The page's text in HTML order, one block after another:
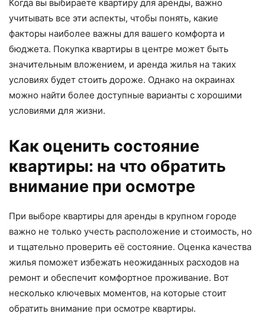
Когда вы выбираете квартиру для аренды, важно
учитывать все эти аспекты, чтобы понять, какие
факторы наиболее важны для вашего комфорта и
бюджета. Покупка квартиры в центре может быть
значительным вложением, и аренда жилья на таких
условиях будет стоить дороже. Однако на окраинах
можно найти более доступные варианты с хорошими
условиями для жизни.
Как оценить состояние
квартиры: на что обратить
внимание при осмотре
При выборе квартиры для аренды в крупном городе
важно не только учесть расположение и стоимость, но
и тщательно проверить её состояние. Оценка качества
жилья поможет избежать неожиданных расходов на
ремонт и обеспечит комфортное проживание. Вот
несколько ключевых моментов, на которые стоит
обратить внимание при осмотре квартиры.